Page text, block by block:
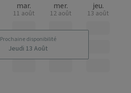
Prochaine disponibilité
Jeudi 13 Août
mar.
11 août
mer.
12 août
jeu.
13 août